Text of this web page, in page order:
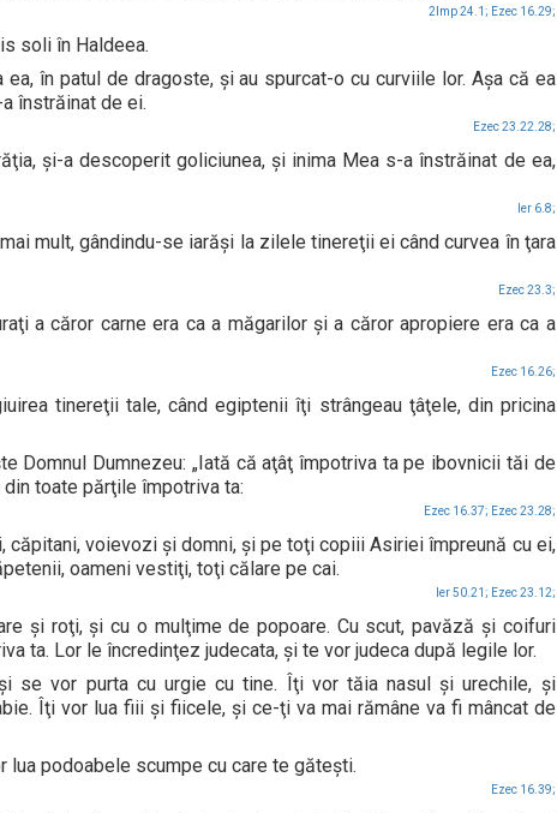
2Imp 24.1; Ezec 16.29;
soli în Haldeea.
în patul de dragoste, şi au spurcat-o cu curviile lor. Aşa că ea
înstrăinat de ei.
Ezec 23.22.28;
şi-a descoperit goliciunea, şi inima Mea s-a înstrăinat de ea,
Ier 6.8;
mult, gândindu-se iarăşi la zilele tinereţii ei când curvea în ţara
Ezec 23.3;
a căror carne era ca a măgarilor şi a căror apropiere era ca a
Ezec 16.26;
tinereţii tale, când egiptenii îţi strângeau ţâţele, din pricina
Domnul Dumnezeu: „Iată că aţâţ împotriva ta pe ibovnicii tăi de
toate părţile împotriva ta:
Ezec 16.37; Ezec 23.28;
căpitani, voievozi şi domni, şi pe toţi copiii Asiriei împreună cu ei,
oameni vestiţi, toţi călare pe cai.
Ier 50.21; Ezec 23.12;
şi roţi, şi cu o mulţime de popoare. Cu scut, pavăză şi coifuri
ta. Lor le încredinţez judecata, şi te vor judeca după legile lor.
se vor purta cu urgie cu tine. Îţi vor tăia nasul şi urechile, şi
Îţi vor lua fiii şi fiicele, şi ce-ţi va mai rămâne va fi mâncat de
lua podoabele scumpe cu care te găteşti.
Ezec 16.39;